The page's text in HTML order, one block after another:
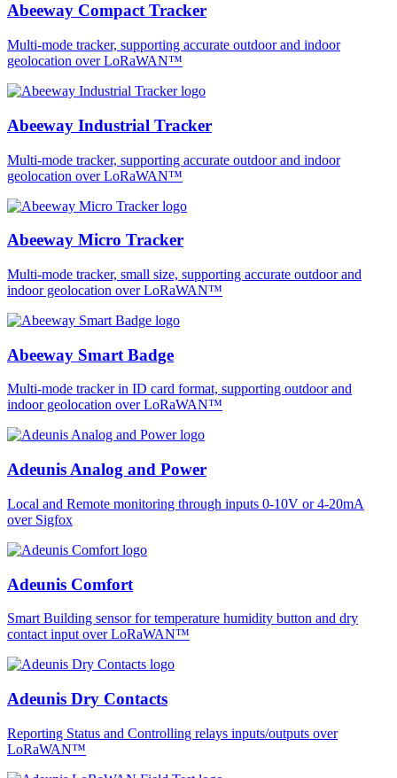
Abeeway Compact Tracker
Multi-mode tracker, supporting accurate outdoor and indoor
geolocation over LoRaWAN™
Abeeway Industrial Tracker
Multi-mode tracker, supporting accurate outdoor and indoor
geolocation over LoRaWAN™
Abeeway Micro Tracker
Multi-mode tracker, small size, supporting accurate outdoor and
indoor geolocation over LoRaWAN™
Abeeway Smart Badge
Multi-mode tracker in ID card format, supporting outdoor and
indoor geolocation over LoRaWAN™
Adeunis Analog and Power
Local and Remote monitoring through inputs 0-10V or 4-20mA
over Sigfox
Adeunis Comfort
Smart Building sensor for temperature humidity button and dry
contact input over LoRaWAN™
Adeunis Dry Contacts
Reporting Status and Controlling relays inputs/outputs over
LoRaWAN™